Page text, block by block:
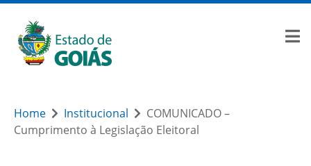
Home Institucional
COMUNICADO –
Cumprimento à Legislação Eleitoral